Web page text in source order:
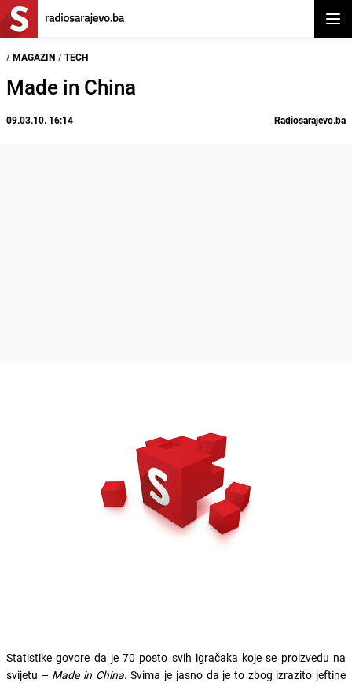
/ MAGAZIN / TECH
Made in China
09.03.10. 16:14 Radiosarajevo.ba
Statistike govore da je 70 posto svih igračaka koje se proizvedu na
svijetu – Made in China. Svima je jasno da je to zbog izrazito jeftine